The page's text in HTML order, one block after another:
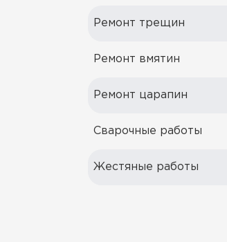
Ремонт трещин
Ремонт вмятин
Ремонт царапин
Сварочные работы
Жестяные работы